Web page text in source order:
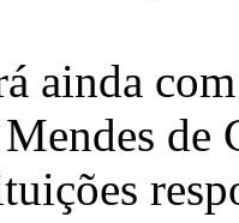
ainda
de